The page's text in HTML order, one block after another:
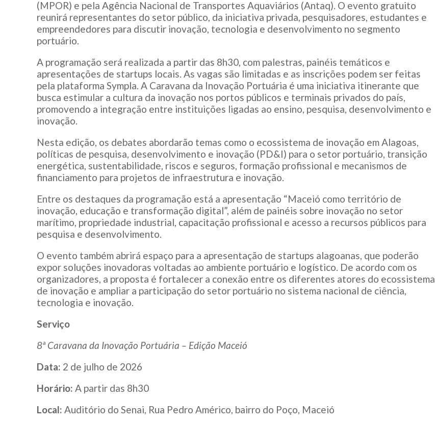
(MPOR) e pela Agência Nacional de Transportes Aquaviários (Antaq). O evento gratuito
reunirá representantes do setor público, da iniciativa privada, pesquisadores, estudantes e
empreendedores para discutir inovação, tecnologia e desenvolvimento no segmento
portuário.
A programação será realizada a partir das 8h30, com palestras, painéis temáticos e
apresentações de startups locais. As vagas são limitadas e as inscrições podem ser feitas
pela plataforma Sympla. A Caravana da Inovação Portuária é uma iniciativa itinerante que
busca estimular a cultura da inovação nos portos públicos e terminais privados do país,
promovendo a integração entre instituições ligadas ao ensino, pesquisa, desenvolvimento e
inovação.
Nesta edição, os debates abordarão temas como o ecossistema de inovação em Alagoas,
políticas de pesquisa, desenvolvimento e inovação (PD&I) para o setor portuário, transição
energética, sustentabilidade, riscos e seguros, formação profissional e mecanismos de
financiamento para projetos de infraestrutura e inovação.
Entre os destaques da programação está a apresentação “Maceió como território de
inovação, educação e transformação digital”, além de painéis sobre inovação no setor
marítimo, propriedade industrial, capacitação profissional e acesso a recursos públicos para
pesquisa e desenvolvimento.
O evento também abrirá espaço para a apresentação de startups alagoanas, que poderão
expor soluções inovadoras voltadas ao ambiente portuário e logístico. De acordo com os
organizadores, a proposta é fortalecer a conexão entre os diferentes atores do ecossistema
de inovação e ampliar a participação do setor portuário no sistema nacional de ciência,
tecnologia e inovação.
Serviço
8ª Caravana da Inovação Portuária – Edição Maceió
Data: 2 de julho de 2026
Horário: A partir das 8h30
Local: Auditório do Senai, Rua Pedro Américo, bairro do Poço, Maceió